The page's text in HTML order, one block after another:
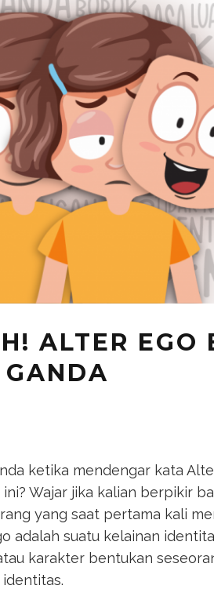
ALTER EGO
ketika mendengar kata
Wajar jika kalian berpikir
yang saat pertama kali
adalah suatu kelainan
karakter bentukan